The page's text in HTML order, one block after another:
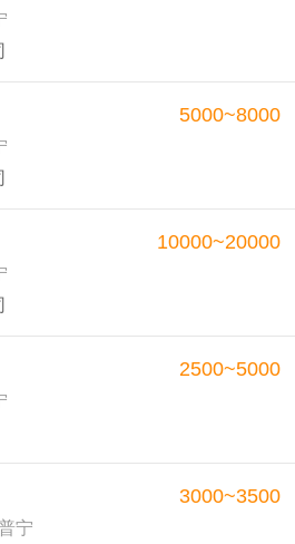
5000~8000
10000~20000
2500~5000
宁
3000~3500